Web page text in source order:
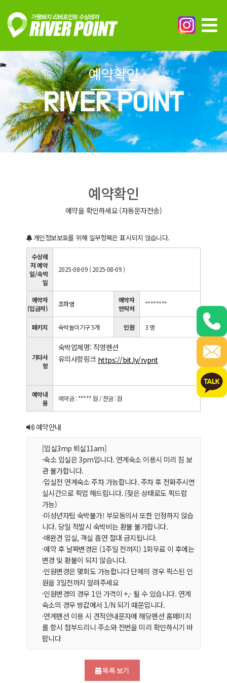
예약확인
예약확인
예약을 확인하세요 (자동문자전송)
개인정보보호를 위해 일부항목은 표시되지 않습니다.
수상레
저 예약
일/숙박
일
2025-08-09 ( 2025-08-09 )
예약자
(입금자)
조하영
예약자
연락처
********
패키지 숙박놀이기구 5개 인원 3 명
기타사
항
숙박업체명: 직영펜션
유의사항링크 https://bit.ly/rvpnt
예약내
용
예약금 : ***** 원 / 잔금 : 원
예약안내
[입실3mp 퇴실11am]
·숙소 입실은 3pm입니다. 연계숙소 이용시 미리 짐 보
관 불가합니다.
·입실전 연계숙소 주차 가능합니다. 주차 후 전화주시면
실시간으로 픽업 해드립니다. (젖은 상태로도 픽드랍
가능)
·미성년자팀 숙박불가! 부모동의서 또한 인정하지 않습
니다. 당일 적발시 숙박비는 환불 불가합니다.
·애완견 입실, 객실 흡연 절대 금지됩니다.
·예약 후 날짜변경은 (1주일 전까지) 1회무료 이 후에는
변경 및 환불이 되지 않습니다.
·인원변경은 몇회도 가능합니다 단체의 경우 픽스된 인
원을 3일전까지 알려주세요
·인원변경의 경우 1인 가격이 +,- 될 수 있습니다. 연계
숙소의 경우 방값에서 1/N 되기 때문입니다.
·연계펜션 이용 시 견적안내문자에 해당펜션 홈페이지
를 항시 첨부드리니 주소와 전번을 미리 확인하시기 바
랍니다
목록 보기